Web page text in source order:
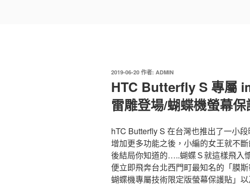
發
於
2019-06-20 作者: ADMIN
HTC Butterfly S 專屬
雷雕登場/蝴蝶機螢幕
hTC Butterfly S 在台灣也推出了一小
增加更多功能之後，小編的女王就不
後結局你知道的…..蝴蝶Ｓ就這樣飛入
便立即飛奔台北西門町最知名的「膜
蝴蝶機專屬技術限定版螢幕保護貼」以